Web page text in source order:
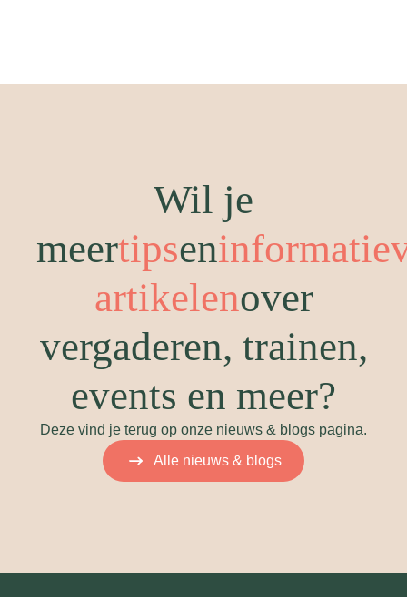
Wil je
meertipsen
artikelenover
vergaderen, trainen,
events en meer?
Deze vind je terug op onze nieuws & blogs pagina.
Alle nieuws & blogs